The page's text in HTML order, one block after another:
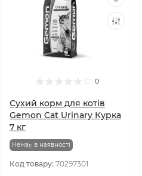
0
Сухий корм для котів
Gemon Cat Urinary Курка
7 кг
Немає в наявності
Код товару: 70297301